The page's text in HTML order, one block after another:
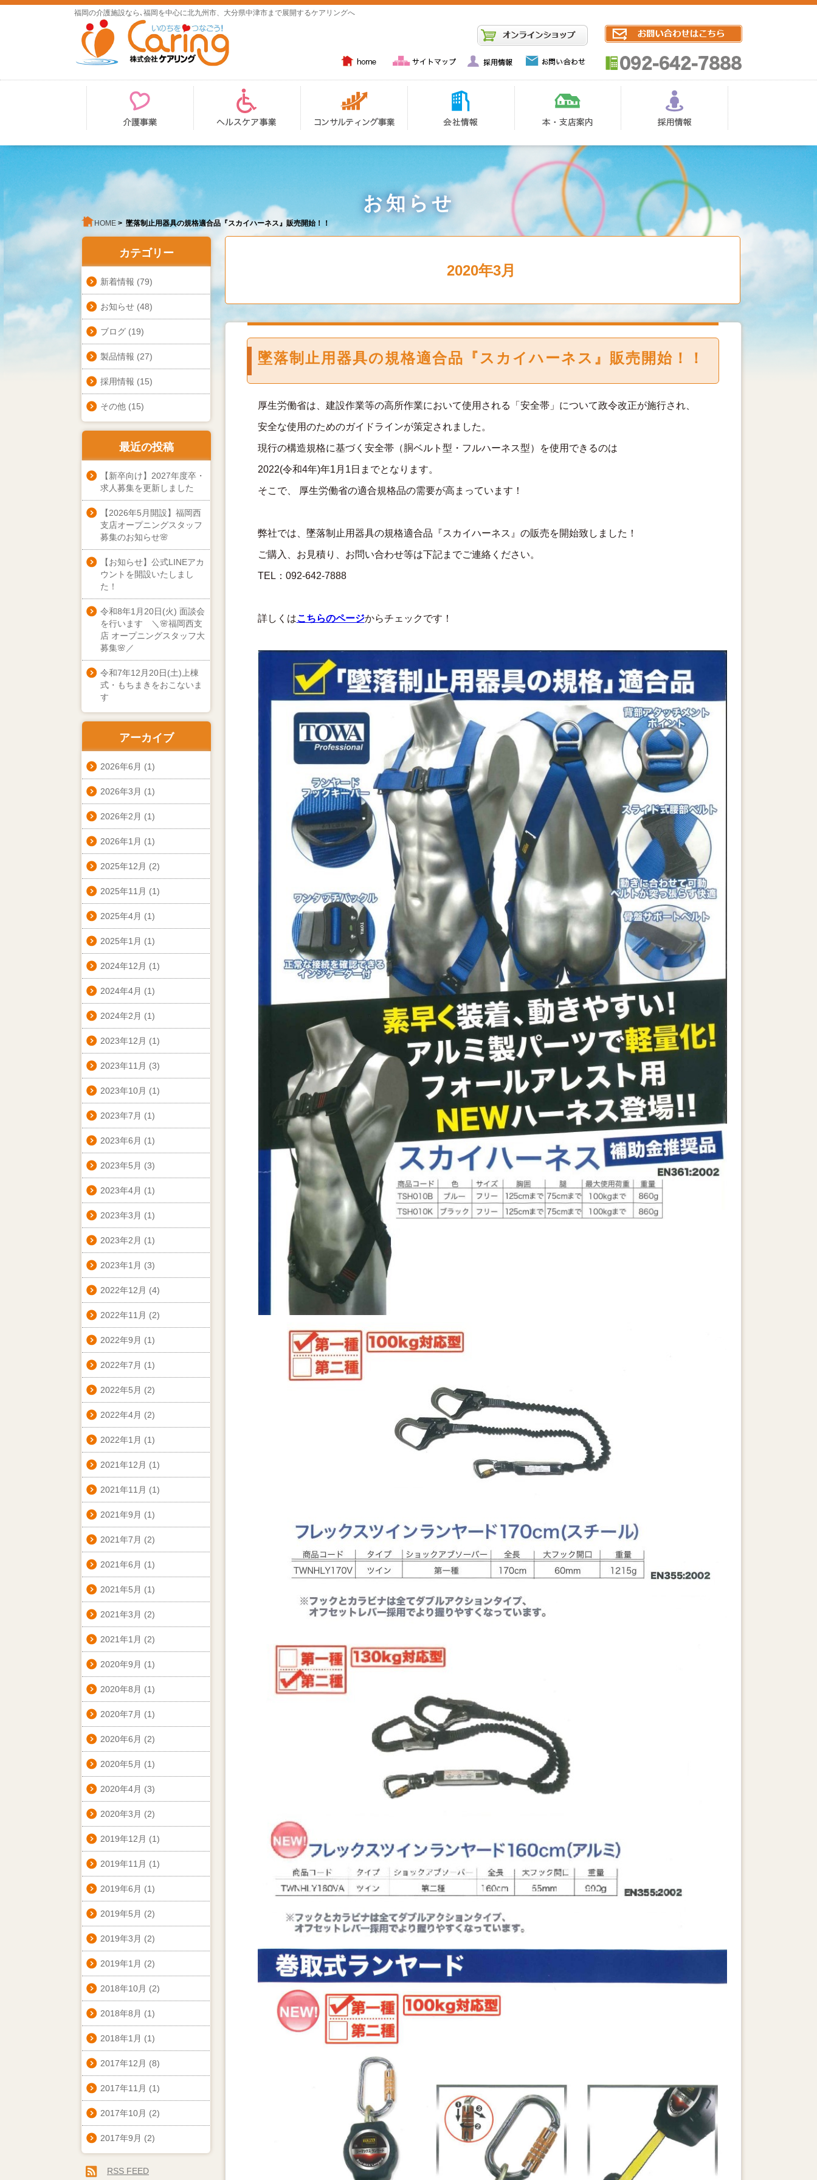
福岡の介護施設なら､福岡を中心に北九州市、大分県中津市まで展開するケアリングへ
お知らせ
HOME > 墜落制止用器具の規格適合品『スカイハーネス』販売開始！！
2020年3月
墜落制止用器具の規格適合品『スカイハーネス』販売開始！！
厚生労働省は、建設作業等の高所作業において使用される「安全帯」について政令改正が施行され、
安全な使用のためのガイドラインが策定されました。
現行の構造規格に基づく安全帯（胴ベルト型・フルハーネス型）を使用できるのは
2022(令和4年)年1月1日までとなります。
そこで、 厚生労働省の適合規格品の需要が高まっています！
弊社では、墜落制止用器具の規格適合品『スカイハーネス』の販売を開始致しました！
ご購入、お見積り、お問い合わせ等は下記までご連絡ください。
TEL：092-642-7888
詳しくはこちらのページからチェックです！
カテゴリー
新着情報 (79)
お知らせ(48)
ブログ(19)
製品情報 (27)
採用情報 (15)
その他(15)
最近の投稿
【新卒向け】2027年度卒・
求人募集を更新しました
【2026年5月開設】福岡西
支店オープニングスタッフ
募集のお知らせ🌸
【お知らせ】公式LINEアカ
ウントを開設いたしまし
た！
令和8年1月20日(火) 面談会
を行います ＼🌸福岡西支
店 オープニングスタッフ大
募集🌸／
令和7年12月20日(土)上棟
式・もちまきをおこないま
す
アーカイブ
2026年6月 (1)
2026年3月 (1)
2026年2月 (1)
2026年1月 (1)
2025年12月 (2)
2025年11月 (1)
2025年4月 (1)
2025年1月 (1)
2024年12月 (1)
2024年4月 (1)
2024年2月 (1)
2023年12月 (1)
2023年11月 (3)
2023年10月 (1)
2023年7月 (1)
2023年6月 (1)
2023年5月 (3)
2023年4月 (1)
2023年3月 (1)
2023年2月 (1)
2023年1月 (3)
2022年12月 (4)
2022年11月 (2)
2022年9月 (1)
2022年7月 (1)
2022年5月 (2)
2022年4月 (2)
2022年1月 (1)
2021年12月 (1)
2021年11月 (1)
2021年9月 (1)
2021年7月 (2)
2021年6月 (1)
2021年5月 (1)
2021年3月 (2)
2021年1月 (2)
2020年9月 (1)
2020年8月 (1)
2020年7月 (1)
2020年6月 (2)
2020年5月 (1)
2020年4月 (3)
2020年3月 (2)
2019年12月 (1)
2019年11月 (1)
2019年6月 (1)
2019年5月 (2)
2019年3月 (2)
2019年1月 (2)
2018年10月 (2)
2018年8月 (1)
2018年1月 (1)
2017年12月 (8)
2017年11月 (1)
2017年10月 (2)
2017年9月 (2)
RSS FEED